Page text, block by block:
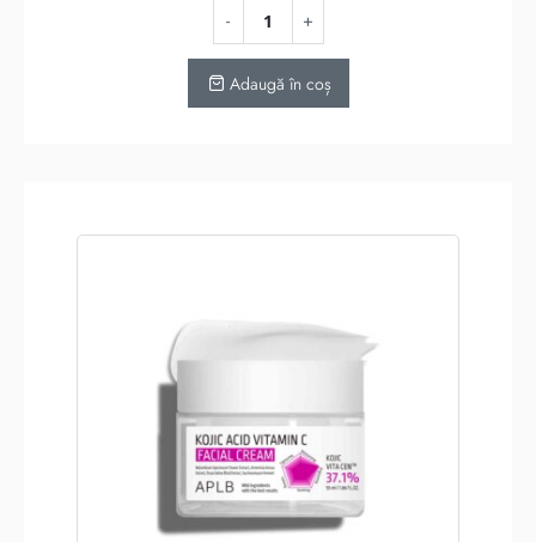
Adaugă în coș